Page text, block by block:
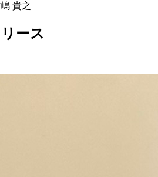
貴之
ース